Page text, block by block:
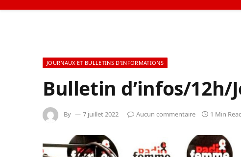
JOURNAUX ET BULLETINS D'INFORMATIONS
Bulletin d’infos/12h/
By 7 juillet 2022 Aucun commentaire 1 Min